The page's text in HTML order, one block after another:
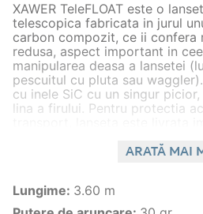
XAWER TeleFLOAT este o
telescopica fabricata in jurul
carbon compozit, ce ii confera
redusa, aspect important in
manipularea deasa a lansetei
pescuitul cu pluta sau
cu inele SiC cu un singur
lina a firului. Pentru protectia
unor benzi din cauciuc. Pentru
incarca blancul si contribuie de
greutatii totale a ansamblului.
ARATĂ MAI
Lungime: 3.60 m